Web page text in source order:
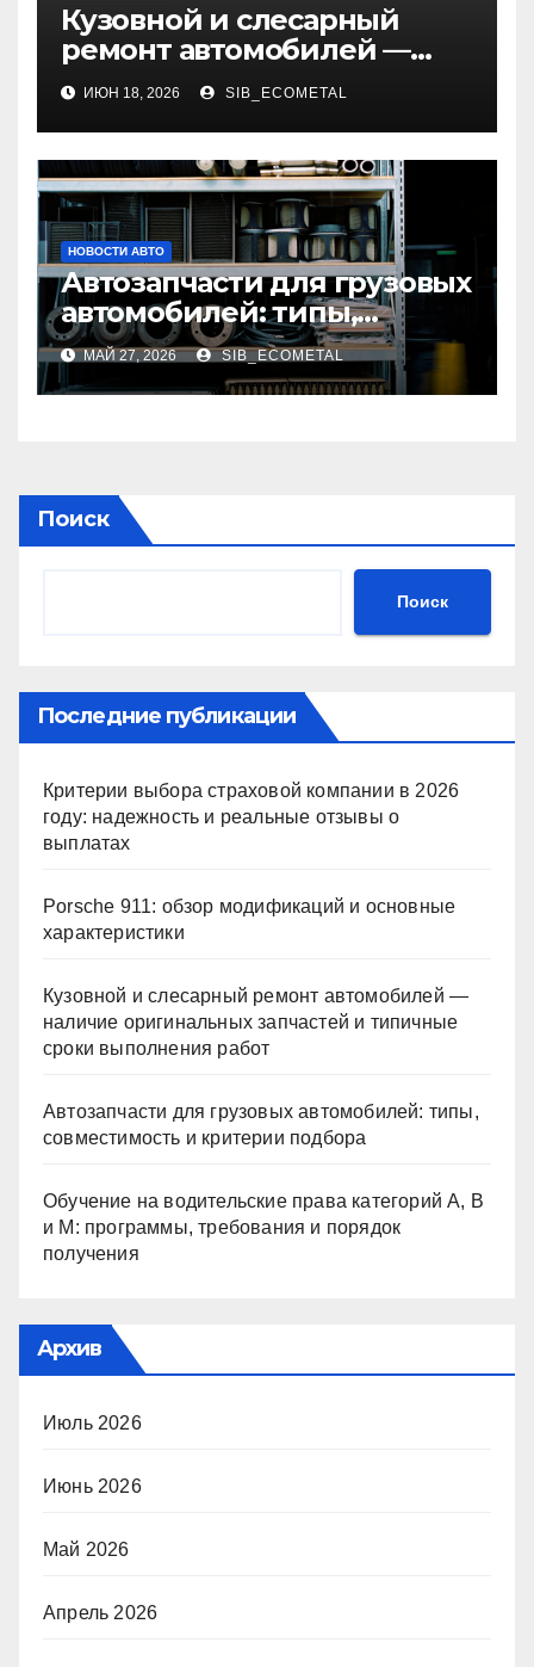
Кузовной и слесарный
ремонт автомобилей —
наличие оригинальных
запчастей и типичные
сроки выполнения работ
ИЮН 18, 2026 SIB_ECOMETAL
НОВОСТИ АВТО
Автозапчасти для грузовых
автомобилей: типы,
совместимость и критерии
подбора
МАЙ 27, 2026 SIB_ECOMETAL
Поиск
Поиск
Последние публикации
Критерии выбора страховой компании в 2026
году: надежность и реальные отзывы о
выплатах
Porsche 911: обзор модификаций и основные
характеристики
Кузовной и слесарный ремонт автомобилей —
наличие оригинальных запчастей и типичные
сроки выполнения работ
Автозапчасти для грузовых автомобилей: типы,
совместимость и критерии подбора
Обучение на водительские права категорий A, B
и M: программы, требования и порядок
получения
Архив
Июль 2026
Июнь 2026
Май 2026
Апрель 2026